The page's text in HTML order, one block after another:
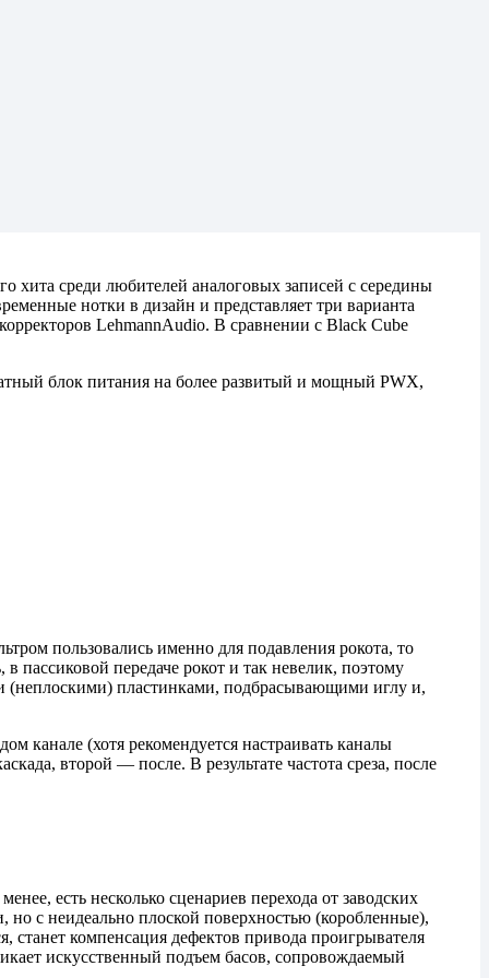
хита среди любителей аналоговых записей с середины
нотки в дизайн и представляет три варианта
LehmannAudio. В сравнении с Black Cube
блок питания на более развитый и мощный PWX,
пользовались именно для подавления рокота, то
пассиковой передаче рокот и так невелик, поэтому
(неплоскими) пластинками, подбрасывающими иглу и,
канале (хотя рекомендуется настраивать каналы
второй — после. В результате частота среза, после
есть несколько сценариев перехода от заводских
с неидеально плоской поверхностью (коробленные),
станет компенсация дефектов привода проигрывателя
искусственный подъем басов, сопровождаемый